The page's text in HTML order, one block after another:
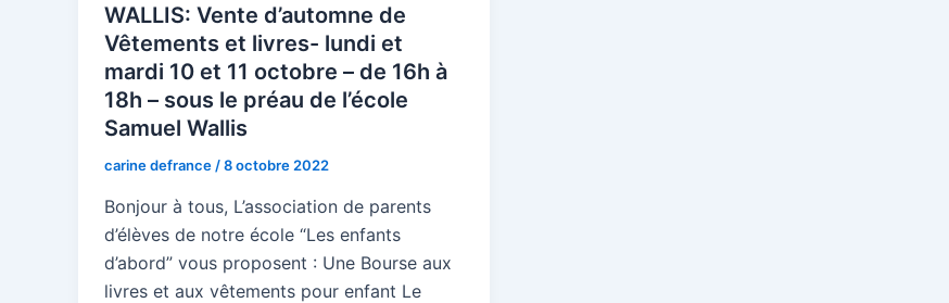
WALLIS: Vente d’automne de
Vêtements et livres- lundi et
mardi 10 et 11 octobre – de 16h à
18h – sous le préau de l’école
Samuel Wallis
carine defrance /8 octobre 2022
Bonjour à tous, L’association de parents
d’élèves de notre école “Les enfants
d’abord” vous proposent : Une Bourse aux
livres et aux vêtements pour enfant Le